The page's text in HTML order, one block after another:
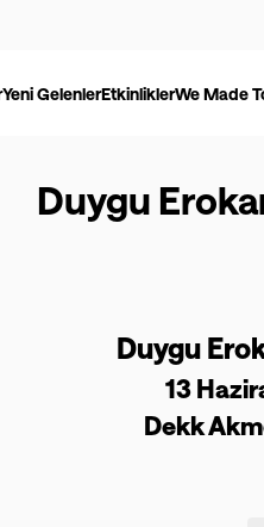
Yeni GelenlerEtkinliklerWe Made
Duygu
Duygu
13
Dekk